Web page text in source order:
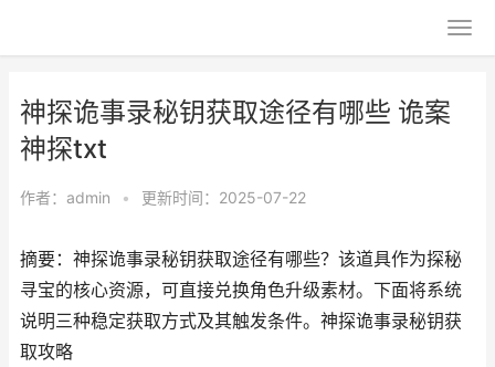
神探诡事录秘钥获取途径有哪些 诡案
神探txt
作者： admin • 更新时间：2025-07-22
摘要：神探诡事录秘钥获取途径有哪些？该道具作为探秘
寻宝的核心资源，可直接兑换角色升级素材。下面将系统
说明三种稳定获取方式及其触发条件。神探诡事录秘钥获
取攻略